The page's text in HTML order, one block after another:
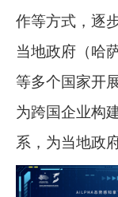
作等方式，逐
当地政府（哈
等多个国家开
为跨国企业构
系，为当地政